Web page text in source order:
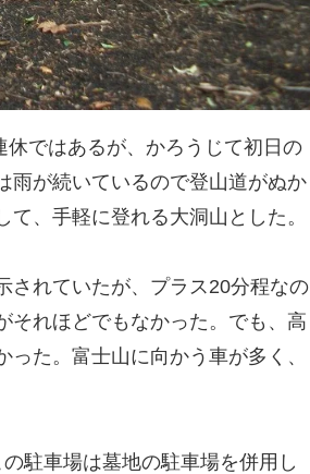
ではあるが、かろうじて初日の
雨が続いているので登山道がぬか
、手軽に登れる大洞山とした。
されていたが、プラス20分程なの
それほどでもなかった。でも、高
た。富士山に向かう車が多く、
駐車場は墓地の駐車場を併用し